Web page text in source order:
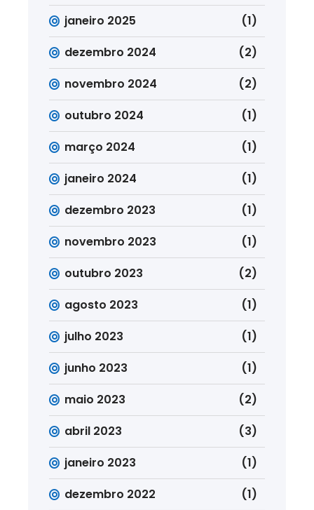
janeiro 2025
(1)
dezembro 2024
(2)
novembro 2024
(2)
outubro 2024
(1)
março 2024
(1)
janeiro 2024
(1)
dezembro 2023
(1)
novembro 2023
(1)
outubro 2023
(2)
agosto 2023
(1)
julho 2023
(1)
junho 2023
(1)
maio 2023
(2)
abril 2023
(3)
janeiro 2023
(1)
dezembro 2022
(1)